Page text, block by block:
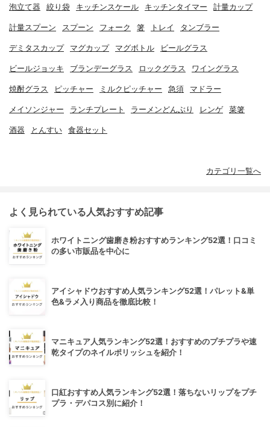
泡立て器 絞り袋 キッチンスケール キッチンタイマー 計量カップ
計量スプーン スプーン フォーク 箸 トレイ タンブラー
デミタスカップ マグカップ マグボトル ビールグラス
ビールジョッキ ブランデーグラス ロックグラス ワイングラス
焼酎グラス ピッチャー ミルクピッチャー 急須 マドラー
メイソンジャー ランチプレート ラーメンどんぶり レンゲ 菜箸
酒器 とんすい 食器セット
カテゴリ一覧へ
よく見られている人気おすすめ記事
ホワイトニング歯磨き粉おすすめランキング52選！口コミ
の多い市販品を中心に
アイシャドウおすすめ人気ランキング52選！パレット&単
色&ラメ入り商品を徹底比較！
マニキュア人気ランキング52選！おすすめのプチプラや速
乾タイプのネイルポリッシュを紹介！
口紅おすすめ人気ランキング52選！落ちないリップをプチ
プラ・デパコス別に紹介！